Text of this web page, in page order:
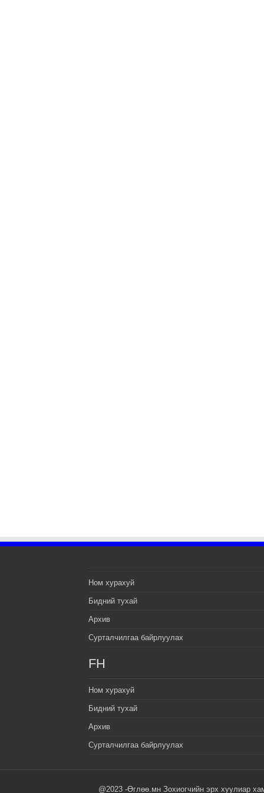
Ном хурахуй
Бидний тухай
Архив
Сурталчилгаа байрлуулах
FH
Ном хурахуй
Бидний тухай
Архив
Сурталчилгаа байрлуулах
@2023 -Өглөө.мн Зохиогчийн эрх хуулиар